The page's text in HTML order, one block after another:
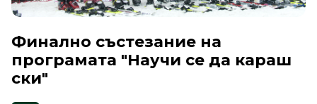
Финално състезание на
програмата "Научи се да караш
ски"